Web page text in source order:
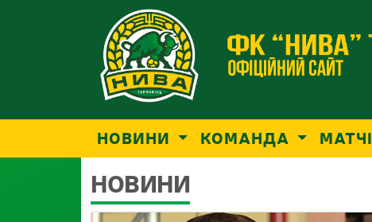
НОВИНИ КОМАНДА МАТЧІ
НОВИНИ